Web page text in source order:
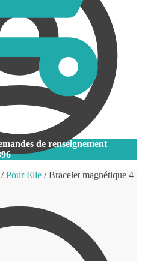
de renseignement
/Pour Elle /Bracelet magnétique 4